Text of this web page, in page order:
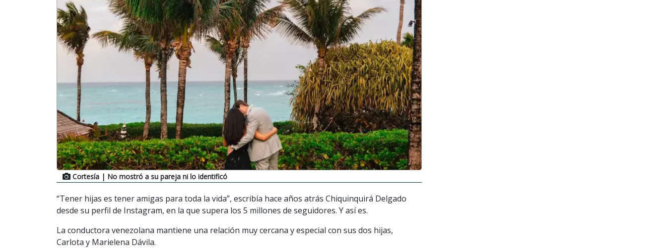
Cortesía | No mostró a su pareja ni lo identificó
“Tener hijas es tener amigas para toda la vida”, escribía hace años atrás Chiquinquirá Delgado
desde su perfil de Instagram, en la que supera los 5 millones de seguidores. Y así es.
La conductora venezolana mantiene una relación muy cercana y especial con sus dos hijas,
Carlota y Marielena Dávila.